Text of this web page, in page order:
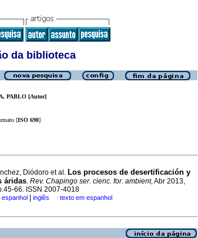
da biblioteca
PABLO [Autor]
[ISO 690]
Diódoro et al. Los procesos de desertificación y
áridas. Rev. Chapingo ser. cienc. for. ambient, Abr 2013,
66. ISSN 2007-4018
espanhol inglês · texto em espanhol